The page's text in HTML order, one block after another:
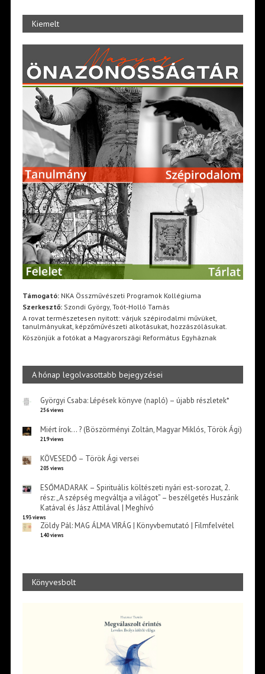
Kiemelt
Támogató:NKA Összművészeti Programok Kollégiuma
Szerkesztő:Szondi György, Toót-Holló Tamás
A rovat természetesen nyitott: várjuk szépirodalmi művüket,
tanulmányukat, képzőművészeti alkotásukat, hozzászólásukat.
Köszönjük a fotókat a Magyarországi Református Egyháznak
A hónap legolvasottabb bejegyzései
Györgyi Csaba: Lépések könyve (napló) – újabb részletek*
256 views
Miért írok… ? (Böszörményi Zoltán, Magyar Miklós, Török Ági)
219 views
KÖVESEDŐ – Török Ági versei
205 views
ESŐMADARAK – Spirituális költészeti nyári est-sorozat, 2.
rész: „A szépség megváltja a világot” – beszélgetés Huszárik
Katával és Jász Attilával | Meghívó
193 views
Zöldy Pál: MAG ÁLMA VIRÁG | Könyvbemutató | Filmfelvétel
140 views
Könyvesbolt